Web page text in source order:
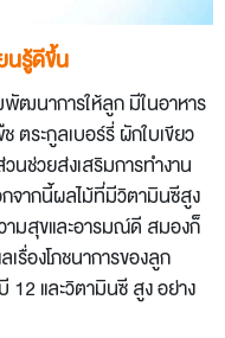
นรู้ดีขึ้น
พัฒนาการให้ลูก มีในอาหาร
ตระกูลเบอร์รี่ ผักใบเขียว
ช่วยส่งเสริมการทำงาน
จากนี้ผลไม้ที่มีวิตามินซีสูง
ามสุขและอารมณ์ดี สมองก็
รื่องโภชนาการของลูก
และวิตามินซี สูง อย่าง